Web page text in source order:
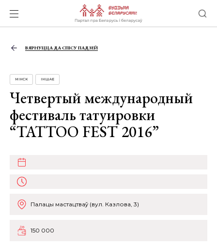
ВЯРНУЦЦА ДА СПІСУ ПАДЗЕЙ
МІНСК ІНШАЕ
Четвертый международный
фестиваль татуировки
“TATTOO FEST 2016”
Палацы мастацтваў (вул. Казлова, 3)
150 000